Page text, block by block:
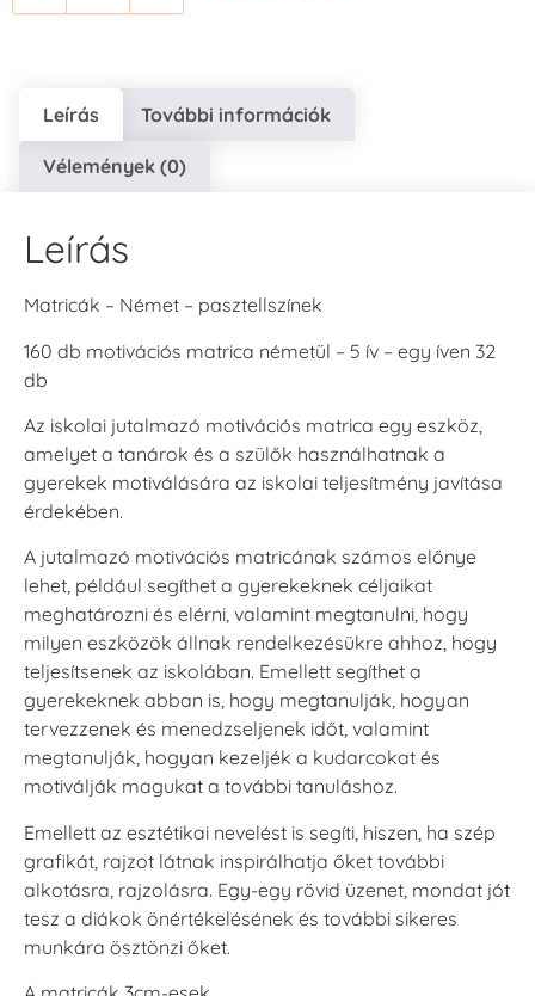
Leírás További információk
Vélemények (0)
Leírás
Matricák – Német – pasztellszínek
160 db motivációs matrica németül – 5 ív – egy íven 32
db
Az iskolai jutalmazó motivációs matrica egy eszköz,
amelyet a tanárok és a szülők használhatnak a
gyerekek motiválására az iskolai teljesítmény javítása
érdekében.
A jutalmazó motivációs matricának számos előnye
lehet, például segíthet a gyerekeknek céljaikat
meghatározni és elérni, valamint megtanulni, hogy
milyen eszközök állnak rendelkezésükre ahhoz, hogy
teljesítsenek az iskolában. Emellett segíthet a
gyerekeknek abban is, hogy megtanulják, hogyan
tervezzenek és menedzseljenek időt, valamint
megtanulják, hogyan kezeljék a kudarcokat és
motiválják magukat a további tanuláshoz.
Emellett az esztétikai nevelést is segíti, hiszen, ha szép
grafikát, rajzot látnak inspirálhatja őket további
alkotásra, rajzolásra. Egy-egy rövid üzenet, mondat jót
tesz a diákok önértékelésének és további sikeres
munkára ösztönzi őket.